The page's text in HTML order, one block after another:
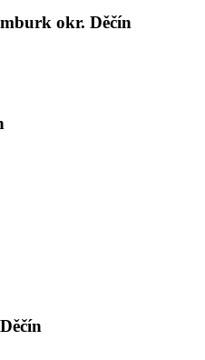
okr. Děčín